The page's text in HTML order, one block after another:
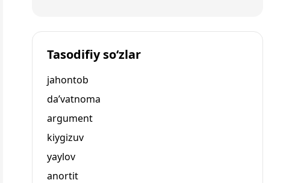
Tasodifiy so‘zlar
jahontob
da’vatnoma
argument
kiygizuv
yaylov
anortit